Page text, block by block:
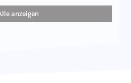
anzeigen